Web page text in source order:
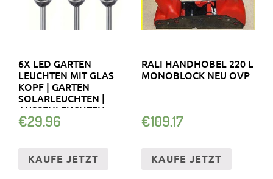
6X LED GARTEN
LEUCHTEN MIT GLAS
KOPF | GARTEN
SOLARLEUCHTEN |
AUSSENLEUCHTEN
€29.96
KAUFE JETZT
RALI HANDHOBEL 220 L
MONOBLOCK NEU OVP
€109.17
KAUFE JETZT